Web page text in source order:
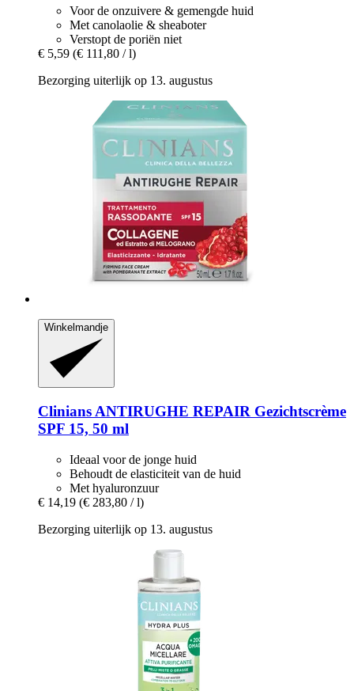
Voor de onzuivere & gemengde huid
Met canolaolie & sheaboter
Verstopt de poriën niet
€ 5,59 (€ 111,80 / l)
Bezorging uiterlijk op 13. augustus
Winkelmandje
Clinians ANTIRUGHE REPAIR Gezichtscrème
SPF 15, 50 ml
Ideaal voor de jonge huid
Behoudt de elasticiteit van de huid
Met hyaluronzuur
€ 14,19 (€ 283,80 / l)
Bezorging uiterlijk op 13. augustus